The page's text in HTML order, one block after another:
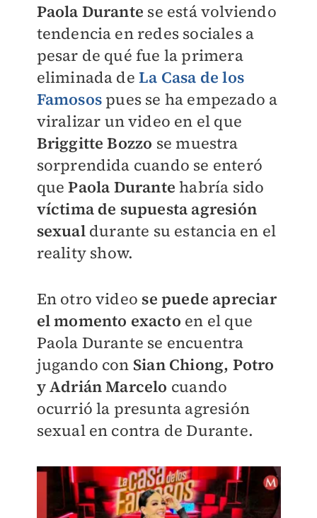
Paola Durante se está volviendo
tendencia en redes sociales a
pesar de qué fue la primera
eliminada deLa Casa de los
Famosospues se ha empezado a
viralizar un video en el que
Briggitte Bozzo se muestra
sorprendida cuando se enteró
quePaola Durante habría sido
víctima de supuesta agresión
sexual durante su estancia en el
reality show.
En otro video se puede apreciar
el momento exacto en el que
Paola Durante se encuentra
jugando con Sian Chiong, Potro
y Adrián Marcelo cuando
ocurrió la presunta agresión
sexual en contra de Durante.